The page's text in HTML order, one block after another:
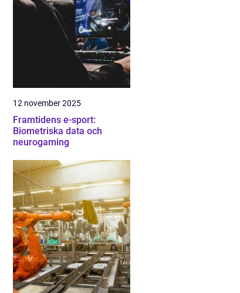
12 november 2025
Framtidens e-sport:
Biometriska data och
neurogaming